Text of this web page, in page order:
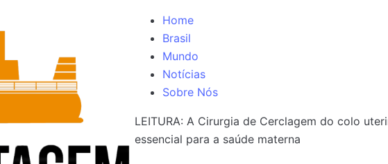
Home
Brasil
Mundo
Notícias
Sobre Nós
LEITURA: A Cirurgia de Cerclagem do colo
essencial para a saúde materna